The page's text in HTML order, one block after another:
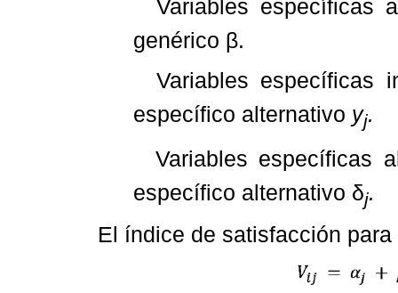
 Variables específicas
genérico β.
 Variables específicas
específico alternativo yj.
 Variables específicas
específico alternativo δj.
El índice de satisfacción